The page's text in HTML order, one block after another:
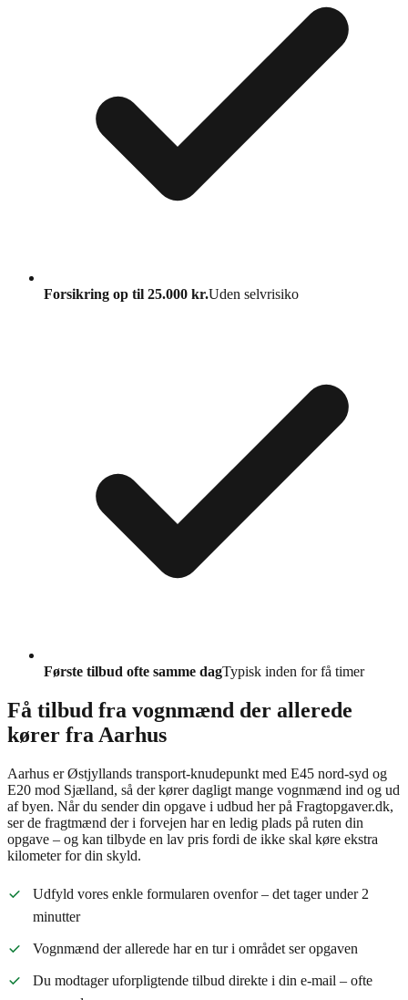
Forsikring op til 25.000 kr.Uden selvrisiko
Første tilbud ofte samme dagTypisk inden for få timer
Få tilbud fra vognmænd der allerede
kører fra Aarhus
Aarhus er Østjyllands transport-knudepunkt med E45 nord-syd og
E20 mod Sjælland, så der kører dagligt mange vognmænd ind og ud
af byen. Når du sender din opgave i udbud her på Fragtopgaver.dk,
ser de fragtmænd der i forvejen har en ledig plads på ruten din
opgave – og kan tilbyde en lav pris fordi de ikke skal køre ekstra
kilometer for din skyld.
Udfyld vores enkle formularen ovenfor – det tager under 2
minutter
Vognmænd der allerede har en tur i området ser opgaven
Du modtager uforpligtende tilbud direkte i din e-mail – ofte